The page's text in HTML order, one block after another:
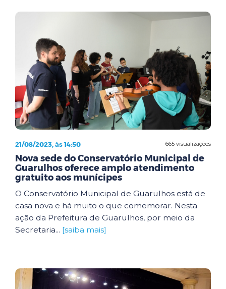
665 visualizações
21/08/2023, às 14:50
Nova sede do Conservatório Municipal de
Guarulhos oferece amplo atendimento
gratuito aos munícipes
O Conservatório Municipal de Guarulhos está de
casa nova e há muito o que comemorar. Nesta
ação da Prefeitura de Guarulhos, por meio da
Secretaria... [saiba mais]